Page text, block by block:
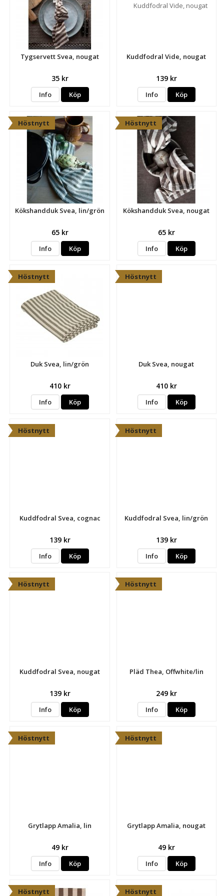
Tygservett Svea, nougat
35 kr
Info Köp
Kuddfodral Vide, nougat
139 kr
Info Köp
Höstnytt
Kökshandduk Svea, lin/grön
65 kr
Info Köp
Höstnytt
Kökshandduk Svea, nougat
65 kr
Info Köp
Höstnytt
Duk Svea, lin/grön
410 kr
Info Köp
Höstnytt
Duk Svea, nougat
410 kr
Info Köp
Höstnytt
Kuddfodral Svea, cognac
139 kr
Info Köp
Höstnytt
Kuddfodral Svea, lin/grön
139 kr
Info Köp
Höstnytt
Kuddfodral Svea, nougat
139 kr
Info Köp
Höstnytt
Pläd Thea, Offwhite/lin
249 kr
Info Köp
Höstnytt
Grytlapp Amalia, lin
49 kr
Info Köp
Höstnytt
Grytlapp Amalia, nougat
49 kr
Info Köp
Höstnytt Höstnytt